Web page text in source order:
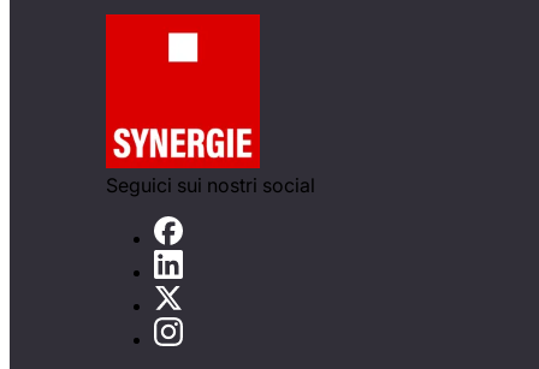
Seguici sui nostri social